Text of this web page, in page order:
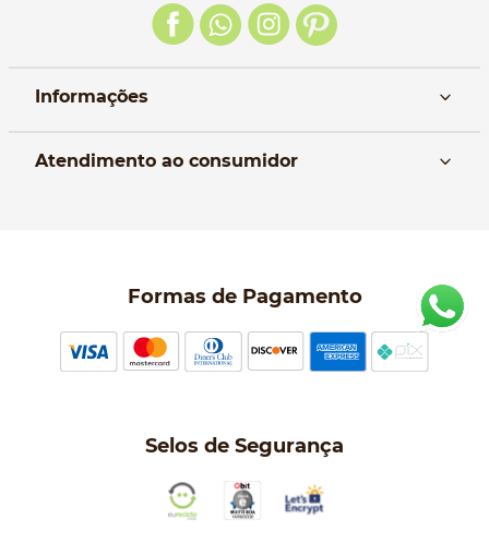
Informações
Atendimento ao consumidor
Política de Privacidade
Perguntas frequentes
Formas de Pagamento
Selos de Segurança